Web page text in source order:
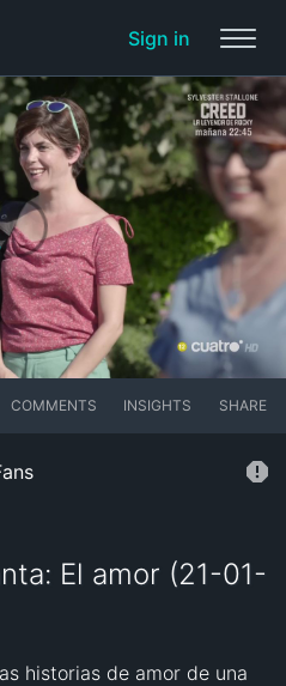
Sign in
COMMENTS INSIGHTS SHARE
El amor (21-01-
historias de amor de una